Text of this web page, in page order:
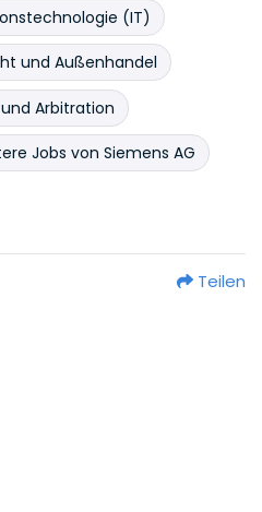
(IT)
und Außenhandel
Arbitration
Jobs von Siemens AG
Teilen